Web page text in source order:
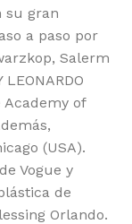
su gran
a paso por
Salerm
Academy of
(USA).
Vogue y
de
Orlando.